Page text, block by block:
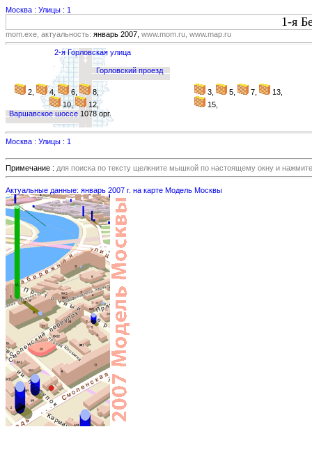
Москва : Улицы : 1
1-я
mom.exe, актуальность: январь 2007, www.mom.ru, www.map.ru
2-я Горловская улица
Горловский проезд
2, 4, 6,
8,
10,
12,
3, 5, 7,
13,
15,
Варшавское шоссе 1078 орг.
Москва : Улицы : 1
Примечание : для поиска по тексту щелкните мышкой по настоящему окну и
Актуальные данные: январь 2007 г. на карте Модель Москвы